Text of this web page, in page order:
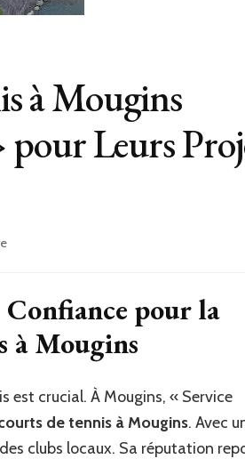
à Mougins
pour Leurs
sur
Clubs
de
Tennis
à
Préfèrent
Tennis »
pour
pour la
à Mougins
est crucial. À Mougins, « Service
de tennis à Mougins. Avec
clubs locaux. Sa réputation